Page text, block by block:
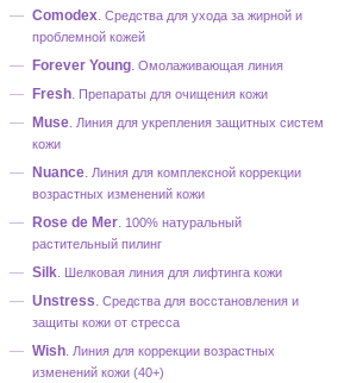
Comodex. Средства для ухода за жирной и
проблемной кожей
Forever Young. Омолаживающая линия
Fresh. Препараты для очищения кожи
Muse. Линия для укрепления защитных систем
кожи
Nuance. Линия для комплексной коррекции
возрастных изменений кожи
Rose de Mer. 100% натуральный
растительный пилинг
Silk. Шелковая линия для лифтинга кожи
Unstress. Средства для восстановления и
защиты кожи от стресса
Wish. Линия для коррекции возрастных
изменений кожи (40+)